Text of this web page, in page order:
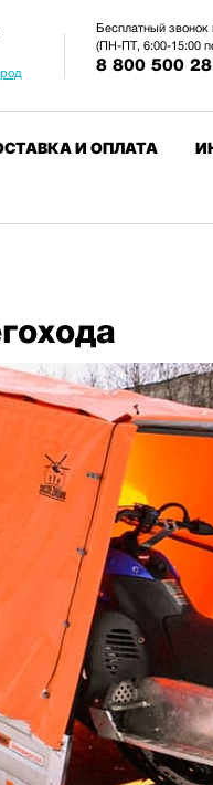
Бесплатный звонок
(ПН-ПТ, 6:00-15:00
8 800 500
И ОПЛАТА